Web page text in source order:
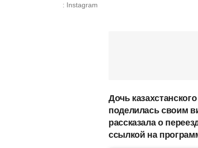
: Instagram
Дочь
поделилась своим
рассказала о
ссылкой на